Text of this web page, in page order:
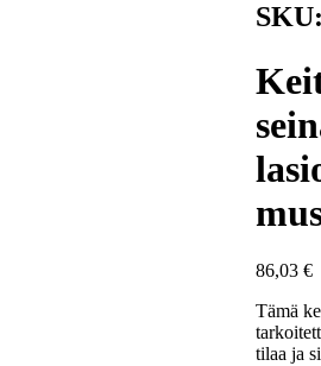
86,03€
Tämä
tilaa ja